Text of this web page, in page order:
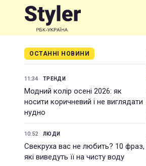
ОСТАННІ НОВИНИ
11:34 ТРЕНДИ
Модний колір осені 2026: як
носити коричневий і не виглядати
нудно
10:52 ЛЮДИ
Свекруха вас не любить? 10 фраз,
які виведуть її на чисту воду